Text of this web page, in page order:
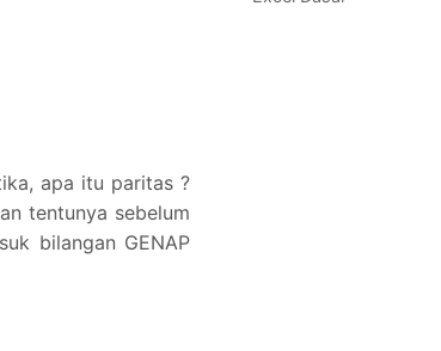
apa itu paritas ?
tentunya sebelum
bilangan GENAP